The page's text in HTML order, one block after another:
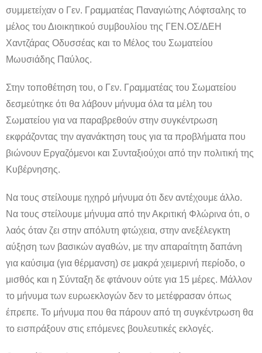
συμμετείχαν ο Γεν. Γραμματέας Παναγιώτης Λόφτσαλης το
μέλος του Διοικητικού συμβουλίου της ΓΕΝ.ΟΣ/ΔΕΗ
Χαντζάρας Οδυσσέας και το Μέλος του Σωματείου
Μωυσιάδης Παύλος.
Στην τοποθέτηση του, ο Γεν. Γραμματέας του Σωματείου
δεσμεύτηκε ότι θα λάβουν μήνυμα όλα τα μέλη του
Σωματείου για να παραβρεθούν στην συγκέντρωση
εκφράζοντας την αγανάκτηση τους για τα προβλήματα που
βιώνουν Εργαζόμενοι και Συνταξιούχοι από την πολιτική της
Κυβέρνησης.
Να τους στείλουμε ηχηρό μήνυμα ότι δεν αντέχουμε άλλο.
Να τους στείλουμε μήνυμα από την Ακριτική Φλώρινα ότι, ο
λαός όταν ζει στην απόλυτη φτώχεια, στην ανεξέλεγκτη
αύξηση των βασικών αγαθών, με την απαραίτητη δαπάνη
για καύσιμα (για θέρμανση) σε μακρά χειμερινή περίοδο, ο
μισθός και η Σύνταξη δε φτάνουν ούτε για 15 μέρες. Μάλλον
το μήνυμα των ευρωεκλογών δεν το μετέφρασαν όπως
έπρεπε. Το μήνυμα που θα πάρουν από τη συγκέντρωση θα
το εισπράξουν στις επόμενες βουλευτικές εκλογές.